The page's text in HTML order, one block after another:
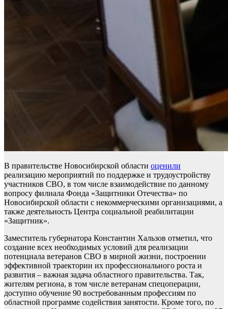
В правительстве Новосибирской области оценили
реализацию мероприятий по поддержке и трудоустройству
участников СВО, в том числе взаимодействие по данному
вопросу филиала Фонда «Защитники Отечества» по
Новосибирской области с некоммерческими организациями, а
также деятельность Центра социальной реабилитации
«Защитник».
Заместитель губернатора Константин Хальзов отметил, что
создание всех необходимых условий для реализации
потенциала ветеранов СВО в мирной жизни, построении
эффективной траектории их профессионального роста и
развития – важная задача областного правительства. Так,
жителям региона, в том числе ветеранам спецоперации,
доступно обучение 90 востребованным профессиям по
областной программе содействия занятости. Кроме того, по